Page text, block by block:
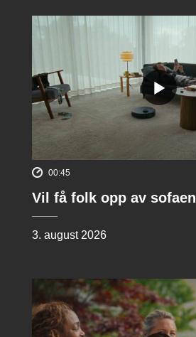
00:45
Vil få folk opp av sofaen
3. august 2026